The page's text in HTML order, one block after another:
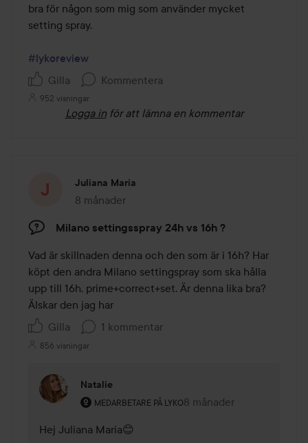
bra för någon som mig som använder mycket
setting spray.
#lykoreview
Gilla
Kommentera
952 visningar
Logga in för att lämna en kommentar
Juliana Maria
8 månader
Inlägget skapades 8 månader
Milano settingsspray 24h vs 16h ?
Vad är skillnaden denna och den som är i 16h? Har
köpt den andra Milano settingspray som ska hålla
upp till 16h, prime+correct+set. Är denna lika bra?
Älskar den jag har
Gilla
1 kommentar
856 visningar
Natalie
MEDARBETARE PÅ LYKO
Användarens roll: Medarbetare på Lyko.
8 månader
Kommentaren lades 8
Hej Juliana Maria😊